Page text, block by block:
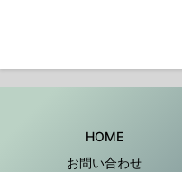
HOME
お問い合わせ